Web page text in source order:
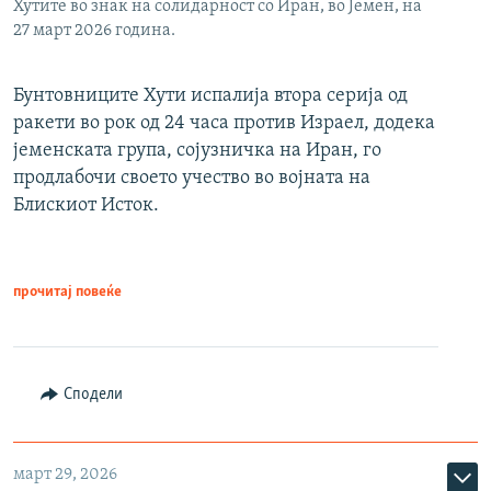
Хутите во знак на солидарност со Иран, во Јемен, на
27 март 2026 година.
Бунтовниците Хути испалија втора серија од
ракети во рок од 24 часа против Израел, додека
јеменската група, сојузничка на Иран, го
продлабочи своето учество во војната на
Блискиот Исток.
прочитај повеќе
Сподели
март 29, 2026